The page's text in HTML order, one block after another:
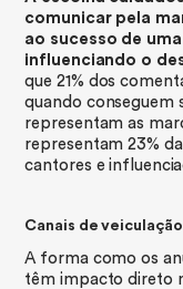
comunicar pela
ao sucesso de
influenciando o
que 21% dos
quando conseguem
representam as
representam 23%
cantores e
Canais de
A forma como os
têm impacto direto